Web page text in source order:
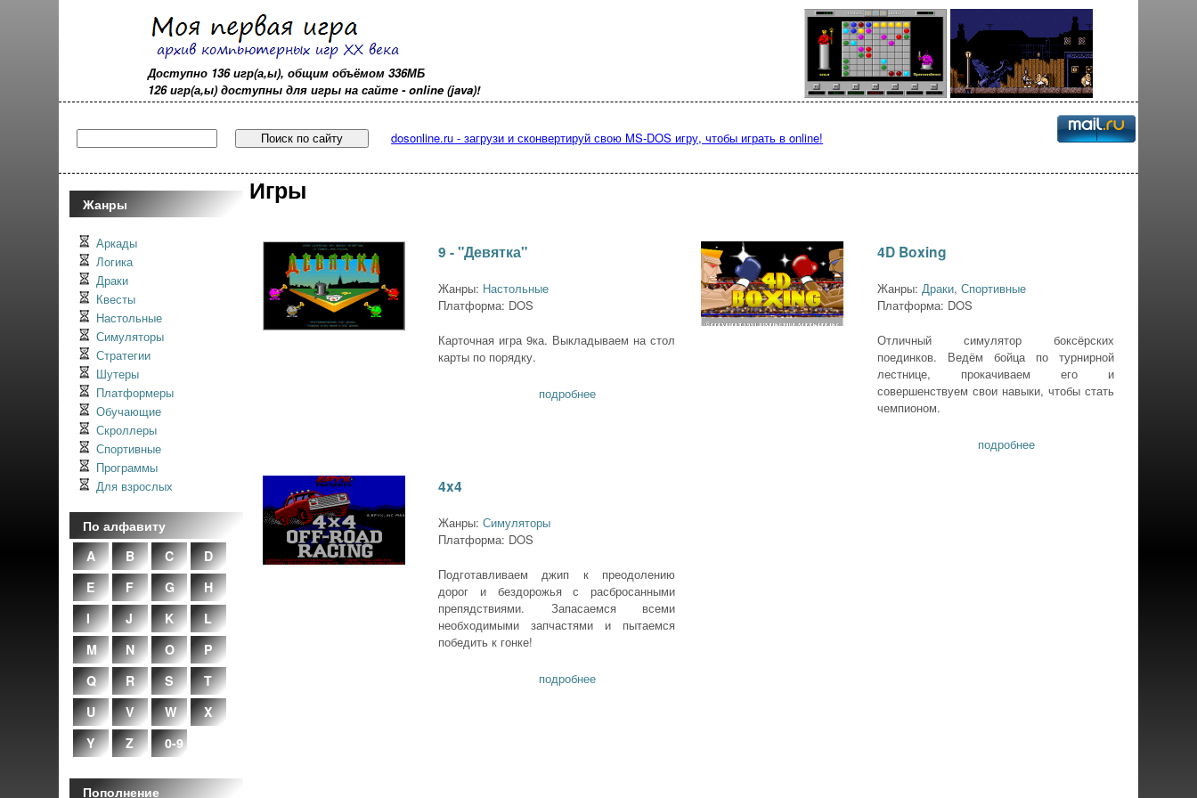
Доступно 136 игр(а,ы), общим объёмом 336МБ
126 игр(а,ы) доступны для игры на сайте - online (java)!
dosonline.ru - загрузи и сконвертируй свою MS-DOS игру, чтобы играть в online!
Жанры
Аркады
Логика
Драки
Квесты
Настольные
Симуляторы
Стратегии
Шутеры
Платформеры
Обучающие
Скроллеры
Спортивные
Программы
Для взрослых
По алфавиту
A
B C
D
E
F G
H
I
J K
L
M
N O
P
Q
R S
T
U
V W
X
Y
Z 0-9
Пополнение
Игры
9 - "Девятка"
Жанры: Настольные
Платформа: DOS
Карточная игра 9ка. Выкладываем на стол
карты по порядку.
подробнее
4D Boxing
Жанры: Драки, Спортивные
Платформа: DOS
Отличный симулятор боксёрских
поединков. Ведём бойца по турнирной
лестнице, прокачиваем его и
совершенствуем свои навыки, чтобы стать
чемпионом.
подробнее
4x4
Жанры: Симуляторы
Платформа: DOS
Подготавливаем джип к преодолению
дорог и бездорожья с расбросанными
препядствиями. Запасаемся всеми
необходимыми запчастями и пытаемся
победить к гонке!
подробнее